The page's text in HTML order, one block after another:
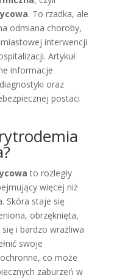
. To rzadka, ale
odmiana choroby,
interwencji
Artykuł
informacje
oraz
postaci
to rozległy
więcej niż
Skóra staje się
obrzęknięta,
się i bardzo wrażliwa
swoje
co może
zaburzeń w